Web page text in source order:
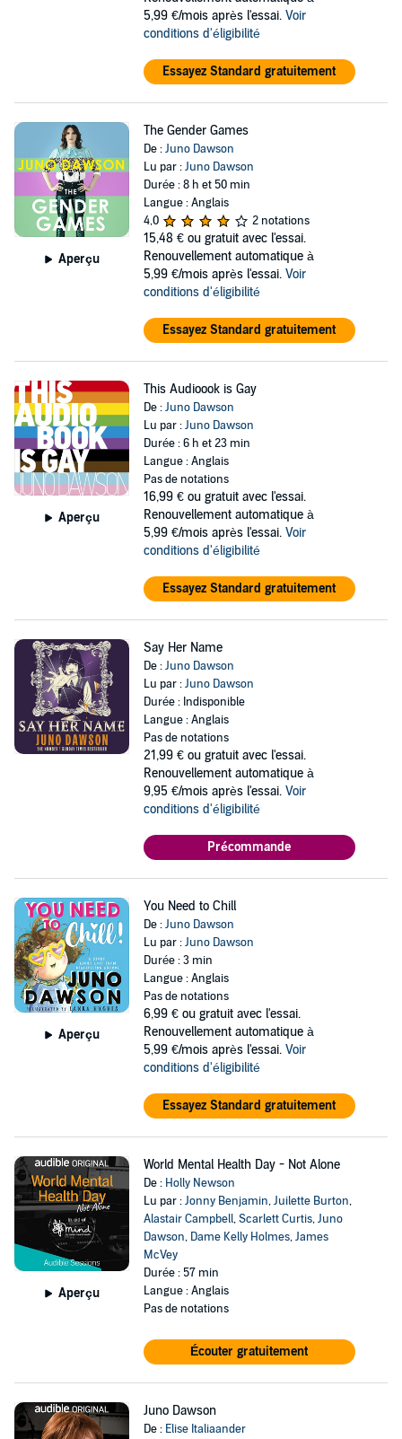
5,99 €/mois après l'essai. Voir
conditions d'éligibilité
Essayez Standard gratuitement
Aperçu
The Gender Games
De :Juno Dawson
Lu par :Juno Dawson
Durée : 8 h et 50 min
Langue : Anglais
4,0
2 notations
15,48 € ou gratuit avec l'essai.
Renouvellement automatique à
5,99 €/mois après l'essai. Voir
conditions d'éligibilité
Essayez Standard gratuitement
Aperçu
This Audioook is Gay
De :Juno Dawson
Lu par :Juno Dawson
Durée : 6 h et 23 min
Langue : Anglais
Pas de notations
16,99 € ou gratuit avec l'essai.
Renouvellement automatique à
5,99 €/mois après l'essai. Voir
conditions d'éligibilité
Essayez Standard gratuitement
Say Her Name
De :Juno Dawson
Lu par :Juno Dawson
Durée : Indisponible
Langue : Anglais
Pas de notations
21,99 € ou gratuit avec l'essai.
Renouvellement automatique à
9,95 €/mois après l'essai. Voir
conditions d'éligibilité
Précommande
Aperçu
You Need to Chill
De :Juno Dawson
Lu par :Juno Dawson
Durée : 3 min
Langue : Anglais
Pas de notations
6,99 € ou gratuit avec l'essai.
Renouvellement automatique à
5,99 €/mois après l'essai. Voir
conditions d'éligibilité
Essayez Standard gratuitement
Aperçu
World Mental Health Day - Not Alone
De : Holly Newson
Lu par :Jonny Benjamin,Juilette Burton,
Alastair Campbell,Scarlett Curtis,Juno
Dawson, Dame Kelly Holmes,James
McVey
Durée : 57 min
Langue : Anglais
Pas de notations
Écouter gratuitement
Juno Dawson
De : Elise Italiaander